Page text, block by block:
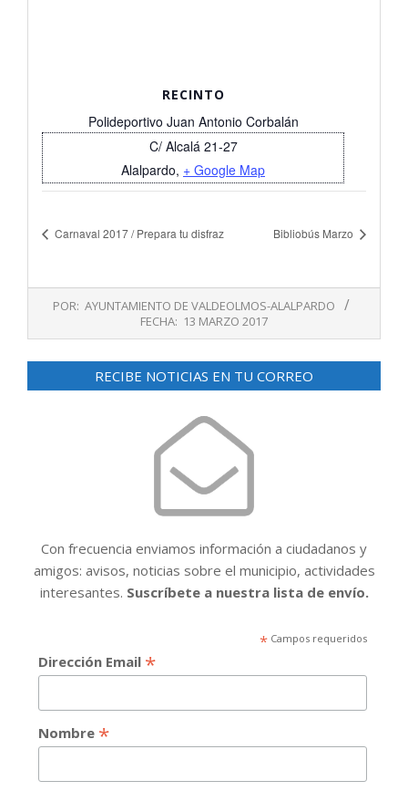
RECINTO
Polideportivo Juan Antonio Corbalán
C/ Alcalá 21-27
Alalpardo, + Google Map
Carnaval 2017 / Prepara tu disfraz Bibliobús Marzo
13
POR: AYUNTAMIENTO DE VALDEOLMOS-ALALPARDO
FECHA: 13 MARZO 2017
RECIBE NOTICIAS EN TU CORREO
Con frecuencia enviamos información a ciudadanos y
amigos: avisos, noticias sobre el municipio, actividades
interesantes. Suscríbete a nuestra lista de envío.
*Campos requeridos
Dirección Email *
Nombre *